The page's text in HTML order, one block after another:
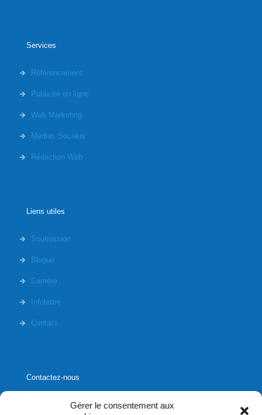
Gérer le consentement aux
Services
Référencement
Publicité en ligne
Web Marketing
Médias Sociaux
Rédaction Web
Liens utiles
Soumission
Blogue
Carrière
Infolettre
Contact
Contactez-nous